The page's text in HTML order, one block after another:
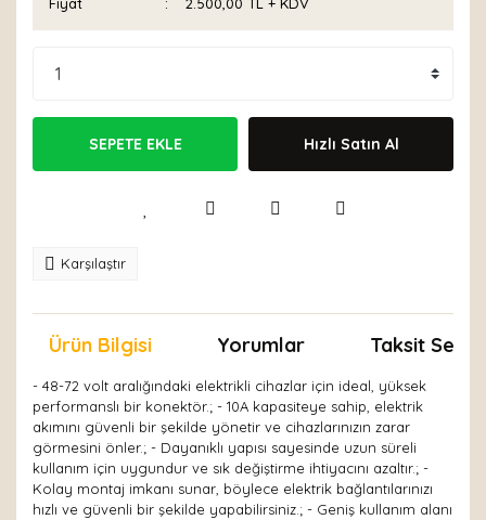
SEPETE EKLE Hızlı Satın Al
Karşılaştır
Ürün Bilgisi Yorumlar Taksit
- 48-72 volt aralığındaki elektrikli cihazlar için ideal, yüksek
performanslı bir konektör.; - 10A kapasiteye sahip, elektrik
akımını güvenli bir şekilde yönetir ve cihazlarınızın zarar
görmesini önler.; - Dayanıklı yapısı sayesinde uzun süreli
kullanım için uygundur ve sık değiştirme ihtiyacını azaltır.; -
Kolay montaj imkanı sunar, böylece elektrik bağlantılarınızı
hızlı ve güvenli bir şekilde yapabilirsiniz.; - Geniş kullanım alanı